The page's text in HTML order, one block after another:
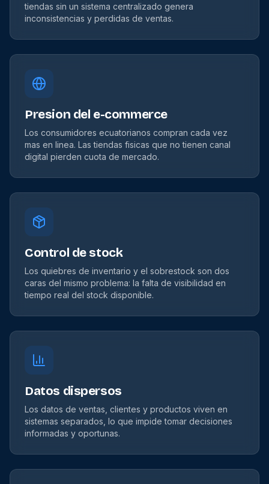
tiendas sin un sistema centralizado genera
inconsistencias y perdidas de ventas.
Presion del e-commerce
Los consumidores ecuatorianos compran cada vez
mas en linea. Las tiendas fisicas que no tienen canal
digital pierden cuota de mercado.
Control de stock
Los quiebres de inventario y el sobrestock son dos
caras del mismo problema: la falta de visibilidad en
tiempo real del stock disponible.
Datos dispersos
Los datos de ventas, clientes y productos viven en
sistemas separados, lo que impide tomar decisiones
informadas y oportunas.